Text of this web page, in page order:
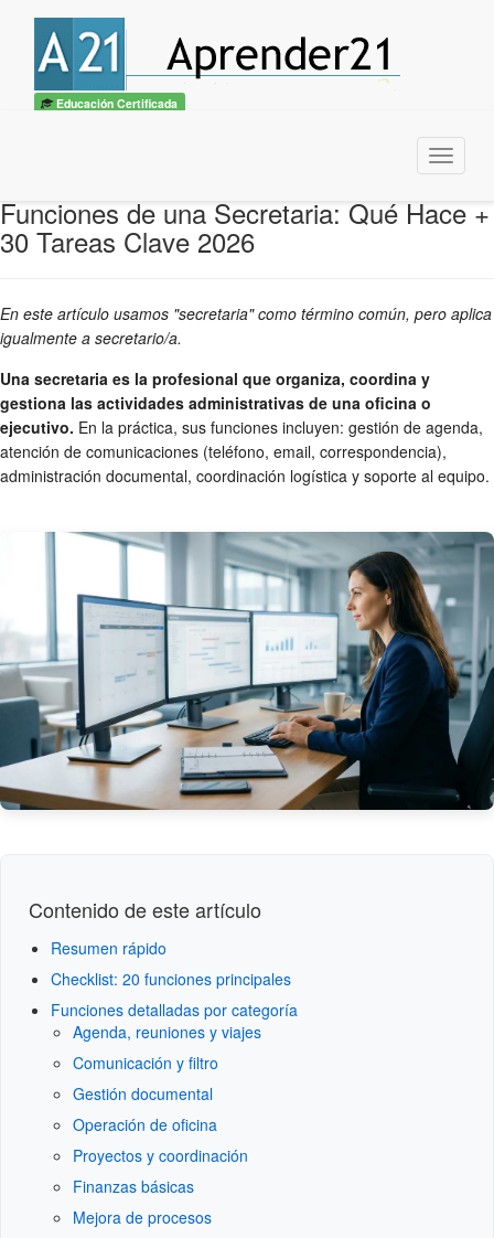
Educación Certificada
Menu
Funciones de una Secretaria: Qué Hace +
30 Tareas Clave 2026
En este artículo usamos "secretaria" como término común, pero aplica
igualmente a secretario/a.
Una secretaria es la profesional que organiza, coordina y
gestiona las actividades administrativas de una oficina o
ejecutivo. En la práctica, sus funciones incluyen: gestión de agenda,
atención de comunicaciones (teléfono, email, correspondencia),
administración documental, coordinación logística y soporte al equipo.
Contenido de este artículo
Resumen rápido
Checklist: 20 funciones principales
Funciones detalladas por categoría
Agenda, reuniones y viajes
Comunicación y filtro
Gestión documental
Operación de oficina
Proyectos y coordinación
Finanzas básicas
Mejora de procesos